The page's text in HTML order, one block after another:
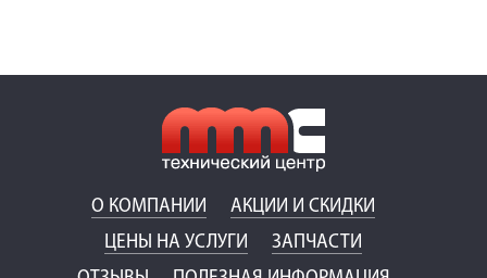
О КОМПАНИИ
АКЦИИ И СКИДКИ
ЦЕНЫ НА УСЛУГИ
ЗАПЧАСТИ